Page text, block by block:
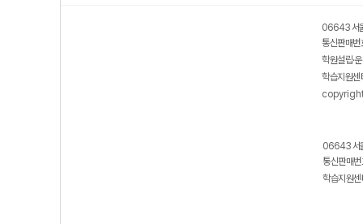
06643 서
통신판매
학원설립·
학습지원
06643 서
통신판매
학습지원